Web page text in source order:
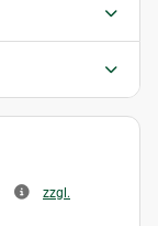
zzgl.